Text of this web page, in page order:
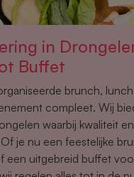
in
Buffet
brunch,
compleet. Wij
waarbij kwaliteit
je nu een feestelijke
een uitgebreid buffet